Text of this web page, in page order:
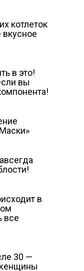
котлеток
вкусное
в это!
вы
в
все
30 —